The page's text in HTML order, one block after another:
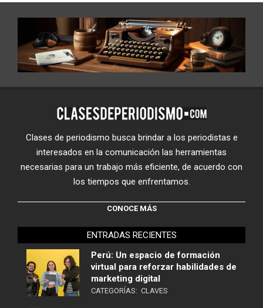
Clases de periodismo busca brindar a los periodistas e
interesados en la comunicación las herramientas
necesarias para un trabajo más eficiente, de acuerdo con
los tiempos que enfrentamos.
CONOCE MÁS
ENTRADAS RECIENTES
Perú: Un espacio de formación
virtual para reforzar habilidades de
marketing digital
CATEGORÍAS: CLAVES